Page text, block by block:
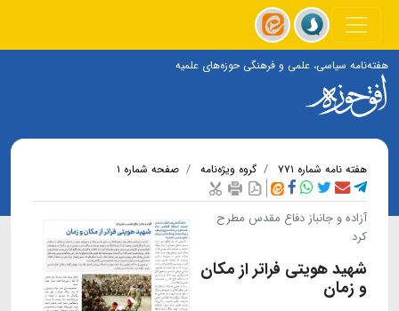
هفته‌نامه سیاسی، علمی و فرهنگی حوزه‌های علمیه
هفته نامه شماره ۷۷۱ گروه ویژه‌نامه صفحه شماره ۱
آزاده و جانباز دفاع مقدس مطرح
کرد
شهید هویتی فراتر از مکان
و زمان